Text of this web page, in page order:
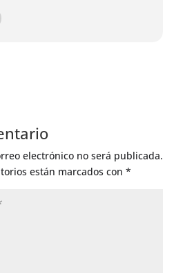
electrónico no será publicada.
están marcados con *